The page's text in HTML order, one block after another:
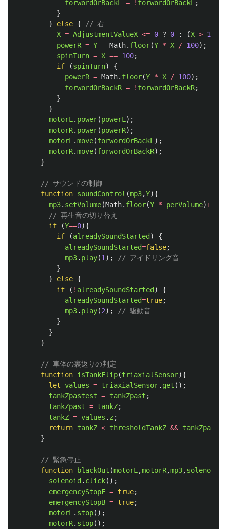
forwordOrBackL
= ! forwordOrBackL ;
}
}
else {
// 右
X = AdjustmentValueX <= 0 ? 0 : (X > 100
powerR = Y - Math. floor(Y * X / 100);
spinTurn = X == 100;
if
(spinTurn)
{
powerR = Math. floor(Y * X / 100);
forwordOrBackR = ! forwordOrBackR;
}
}
motorL . power(powerL );
motorR. power(powerR);
motorL .move(forwordOrBackL );
motorR.move(forwordOrBackR);
}
// サウンドの制御
function soundControl (mp3,Y){
mp3. setVolume(Math. floor(Y * perVolume)+
// 再生音の切り替え
if
(Y==0){
if
(alreadySoundStarted )
{
alreadySoundStarted=false;
mp3. play(1 );
// アイドリング音
}
}
else {
if
( ! alreadySoundStarted )
{
alreadySoundStarted=true;
mp3. play(2);
// 駆動音
}
}
}
// 車体の裏返りの判定
function isTankFlip(triaxialSensor){
let values = triaxialSensor. get ();
tankZpastest = tankZpast ;
tankZpast = tankZ;
tankZ = values . z ;
return tankZ < thresholdTankZ && tankZpast
}
// 緊急停止
function
blackOut (motorL ,motorR,mp3,solenoid
solenoid . click();
emergencyStopF = true;
emergencyStopB = true;
motorL . stop();
motorR. stop();